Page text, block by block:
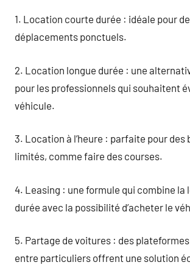
1. Location courte durée : idéale pour
déplacements ponctuels.
2. Location longue durée : une
pour les professionnels qui souhaitent
véhicule.
3. Location à l’heure : parfaite pour des
limités, comme faire des courses.
4. Leasing : une formule qui combine la
durée avec la possibilité d’acheter le
5. Partage de voitures : des
entre particuliers offrent une solution